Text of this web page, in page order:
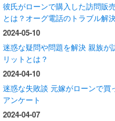
彼氏がローンで購入した訪問販
とは？オーグ電話のトラブル解
2024-05-10
迷惑な疑問や問題を解決 親族が
リットとは？
2024-04-10
迷惑な失敗談 元嫁がローンで
アンケート
2024-04-07